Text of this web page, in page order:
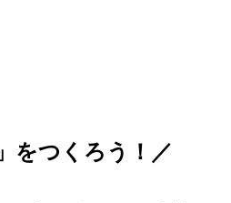
」をつくろう！／